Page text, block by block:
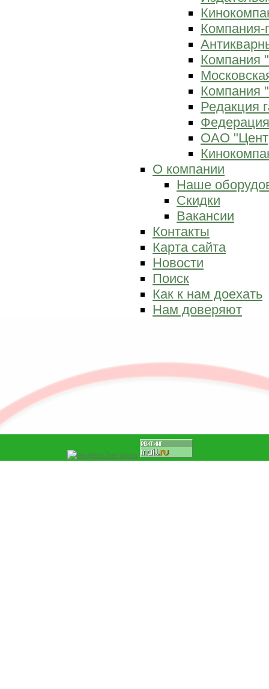
Компания-
Компания
Компания
Редакция
ОАО
О компании
Наше
Скидки
Вакансии
Контакты
Карта сайта
Новости
Поиск
Как к нам доехать
Нам доверяют